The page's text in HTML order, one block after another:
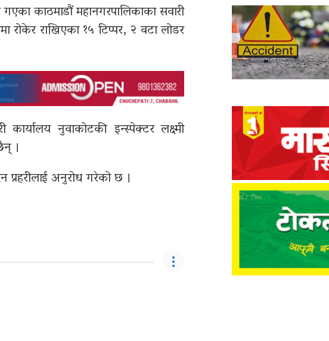
काठमाडौं महानगरपालिकाका सवारी
राखिएका १५ टिप्पर, २ वटा लोडर
कार्यालय नुवाकोटकी इन्स्पेक्टर लक्ष्मी
।
प्रहरीलाई अनुरोध गरेको छ ।